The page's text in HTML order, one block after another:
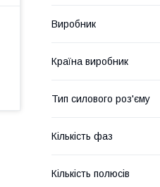
Виробник
Країна виробник
Тип силового роз'єму
Кількість фаз
Кількість полюсів